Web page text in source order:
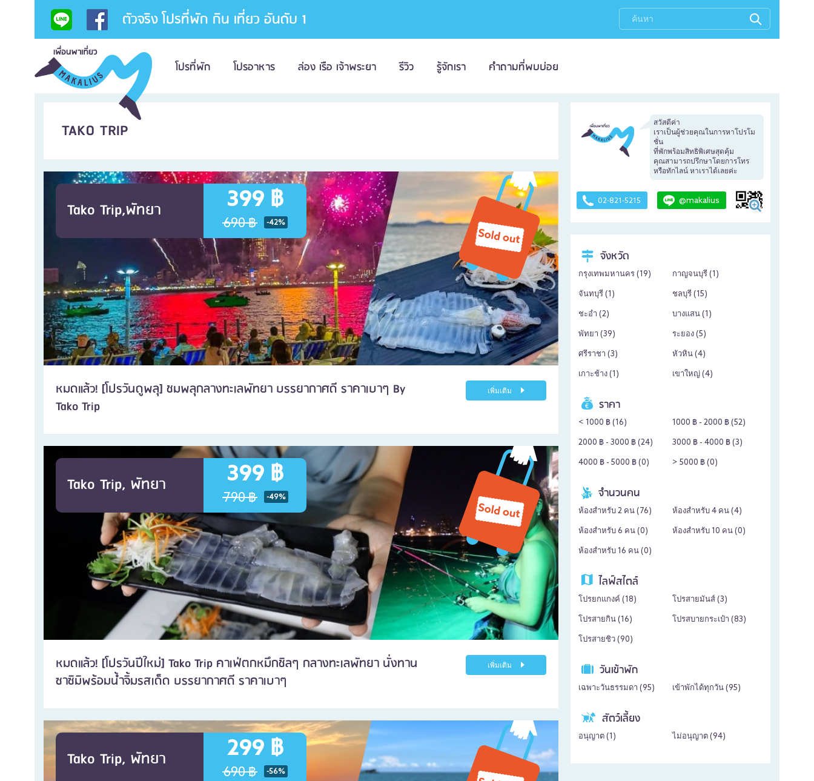
ตัวจริง โปรที่พัก กิน เที่ยว อันดับ 1
โปรที่พัก โปรอาหาร ล่อง เรือ เจ้าพระยา รีวิว รู้จักเรา คำถามที่พบบ่อย
TAKO TRIP
Tako Trip,พัทยา 399 ฿
690 ฿ -42%
หมดแล้ว! [โปรวันดูพลุ] ชมพลุกลางทะเลพัทยา บรรยากาศดี ราคาเบาๆ By
Tako Trip
เพิ่มเติม
Tako Trip, พัทยา 399 ฿
790 ฿ -49%
หมดแล้ว! [โปรวันปีใหม่] Tako Trip คาเฟ่ตกหมึกชิลๆ กลางทะเลพัทยา นั่งทาน
ซาซิมิพร้อมน้ำจิ้มรสเด็ด บรรยากาศดี ราคาเบาๆ
เพิ่มเติม
Tako Trip, พัทยา 299 ฿
690 ฿ -56%
สวัสดีค่า
เราเป็นผู้ช่วยคุณในการหาโปรโม
ชั่น
ที่พักพร้อมสิทธิพิเศษสุดคุ้ม
คุณสามารถปรึกษาโดยการโทร
หรือทักไลน์ หาเราได้เลยค่ะ
02-821-5215 @makalius
จังหวัด
กรุงเทพมหานคร (19) กาญจนบุรี (1 )
จันทบุรี (1 ) ชลบุรี (15)
ชะอำ (2) บางแสน (1 )
พัทยา (39) ระยอง (5)
ศรีราชา (3) หัวหิน (4)
เกาะช้าง (1 ) เขาใหญ่ (4)
ราคา
< 1000 ฿ (16) 1000 ฿ - 2000 ฿ (52)
2000 ฿ - 3000 ฿ (24) 3000 ฿ - 4000 ฿ (3)
4000 ฿ - 5000 ฿ (0) > 5000 ฿ (0)
จำนวนคน
ห้องสำหรับ 2 คน ( 76) ห้องสำหรับ 4 คน (4)
ห้องสำหรับ 6 คน (0) ห้องสำหรับ 10 คน (0)
ห้องสำหรับ 16 คน (0)
ไลฟ์สไตล์
โปรยกแกงค์ (18) โปรสายมันส์ (3)
โปรสายกิน (16) โปรสบายกระเป๋า (83)
โปรสายชิว ( 90)
วันเข้าพัก
เฉพาะวันธรรมดา ( 95) เข้าพักได้ทุกวัน ( 95)
สัตว์เลี้ยง
อนุญาต (1 ) ไม่อนุญาต ( 94)